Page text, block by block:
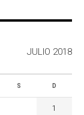
JULIO 2018
S D
1